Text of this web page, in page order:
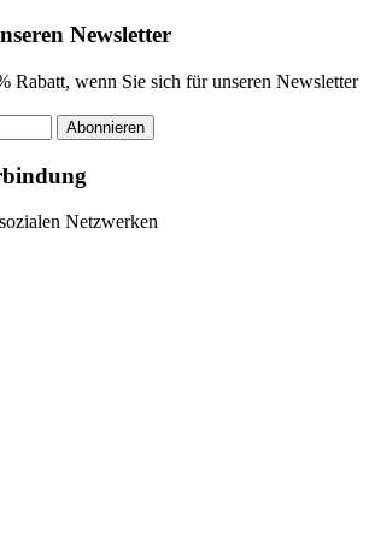
Newsletter
Rabatt, wenn Sie sich für unseren Newsletter
Abonnieren
Netzwerken